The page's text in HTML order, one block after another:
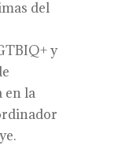
del
y
en la